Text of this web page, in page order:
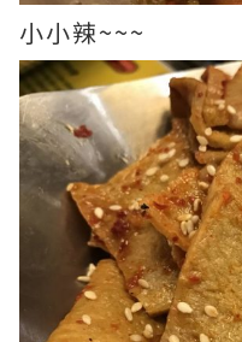
小小辣~~~